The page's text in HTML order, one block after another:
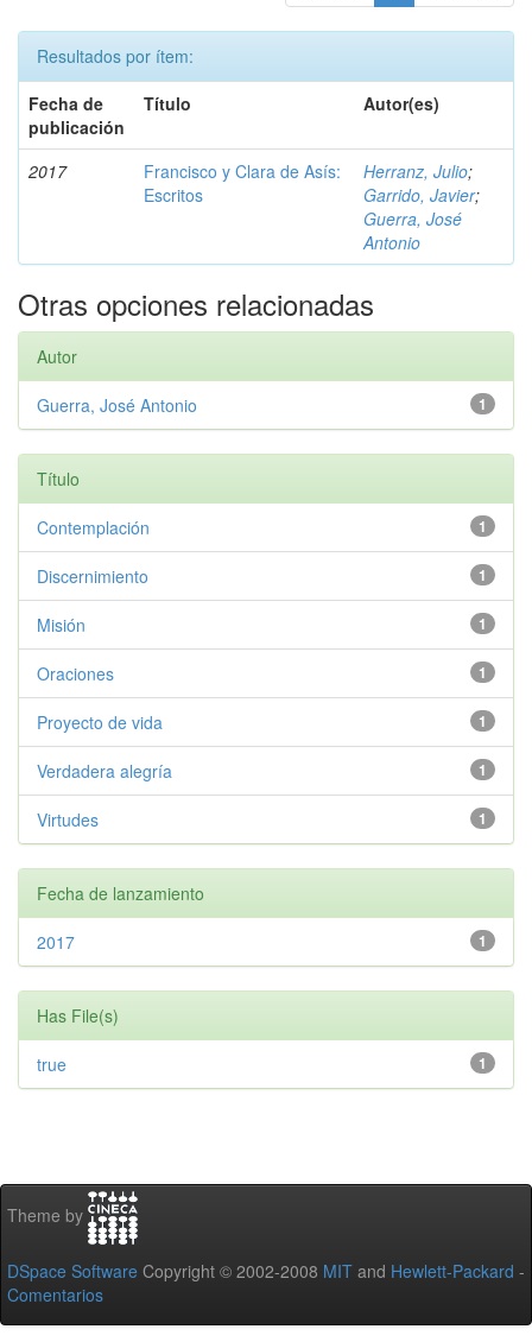
Resultados por ítem:
Fecha de
publicación
Título Autor(es)
2017
Francisco y Clara de Asís:
Escritos
Herranz, Julio;
Garrido, Javier;
Guerra, José
Antonio
Otras opciones relacionadas
Autor
1
Guerra, José Antonio
Título
1
Contemplación
1
Discernimiento
1
Misión
1
Oraciones
1
Proyecto de vida
1
Verdadera alegría
1
Virtudes
Fecha de lanzamiento
1
2017
Has File(s)
1
true
Theme by
DSpace Software Copyright © 2002-2008 MIT and Hewlett-Packard -
Comentarios